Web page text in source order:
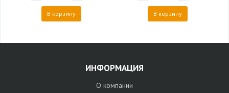
В корзину В корзину
ИНФОРМАЦИЯ
О компании